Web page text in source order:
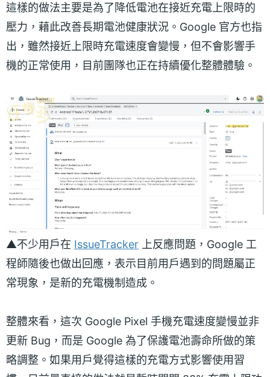
這樣的做法主要是為了降低電池在接近充電上限時的
壓力，藉此改善長期電池健康狀況。Google 官方也指
出，雖然接近上限時充電速度會變慢，但不會影響手
機的正常使用，目前團隊也正在持續優化整體體驗。
▲不少用戶在 IssueTracker 上反應問題，Google 工
程師隨後也做出回應，表示目前用戶遇到的問題屬正
常現象，是新的充電機制造成。
整體來看，這次 Google Pixel 手機充電速度變慢並非
更新 Bug，而是 Google 為了保護電池壽命所做的策
略調整。如果用戶覺得這樣的充電方式影響使用習